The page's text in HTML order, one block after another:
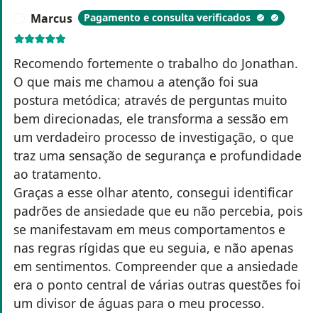
Marcus Pagamento e consulta verificados
Recomendo fortemente o trabalho do Jonathan.
O que mais me chamou a atenção foi sua
postura metódica; através de perguntas muito
bem direcionadas, ele transforma a sessão em
um verdadeiro processo de investigação, o que
traz uma sensação de segurança e profundidade
ao tratamento.
Graças a esse olhar atento, consegui identificar
padrões de ansiedade que eu não percebia, pois
se manifestavam em meus comportamentos e
nas regras rígidas que eu seguia, e não apenas
em sentimentos. Compreender que a ansiedade
era o ponto central de várias outras questões foi
um divisor de águas para o meu processo.